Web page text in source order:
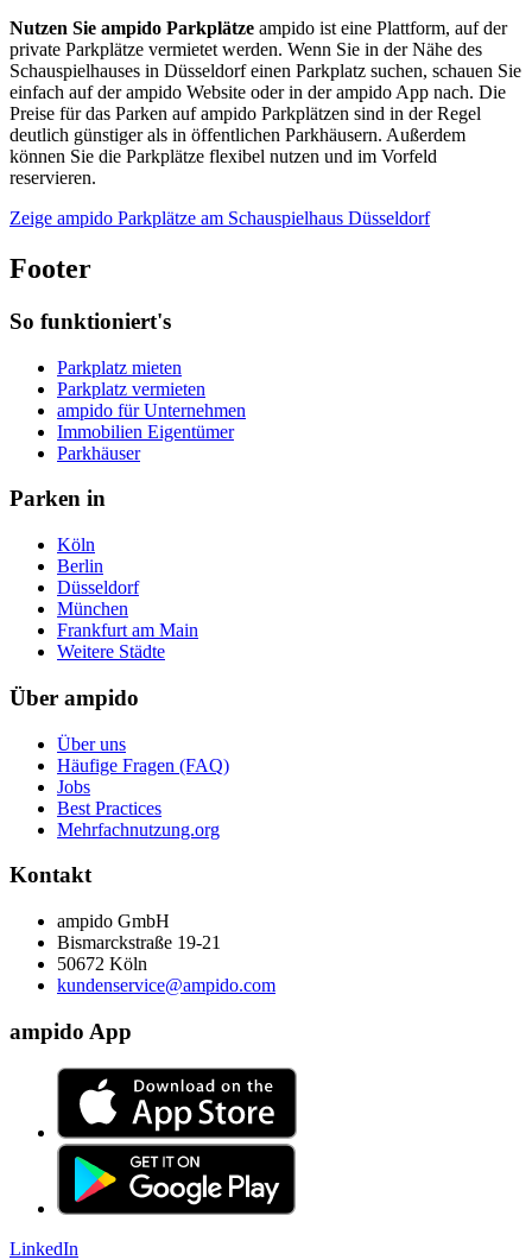
Nutzen Sie ampido Parkplätze ampido ist eine Plattform, auf der
private Parkplätze vermietet werden. Wenn Sie in der Nähe des
Schauspielhauses in Düsseldorf einen Parkplatz suchen, schauen Sie
einfach auf der ampido Website oder in der ampido App nach. Die
Preise für das Parken auf ampido Parkplätzen sind in der Regel
deutlich günstiger als in öffentlichen Parkhäusern. Außerdem
können Sie die Parkplätze flexibel nutzen und im Vorfeld
reservieren.
Zeige ampido Parkplätze am Schauspielhaus Düsseldorf
Footer
So funktioniert's
Parkplatz mieten
Parkplatz vermieten
ampido für Unternehmen
Immobilien Eigentümer
Parkhäuser
Parken in
Köln
Berlin
Düsseldorf
München
Frankfurt am Main
Weitere Städte
Über ampido
Über uns
Häufige Fragen (FAQ)
Jobs
Best Practices
Mehrfachnutzung.org
Kontakt
ampido GmbH
Bismarckstraße 19-21
50672 Köln
kundenservice@ampido.com
ampido App
LinkedIn